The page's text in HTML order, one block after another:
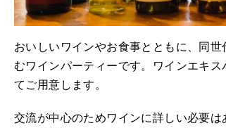
おいしいワインやお食事とともに、同
むワインパーティーです。ワインエキ
てご用意します。
交流が中心のためワインに詳しい必要